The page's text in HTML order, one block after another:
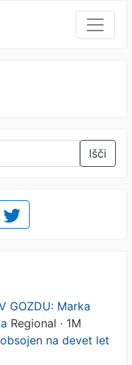
Išči
GOZDU: Marka
Regional · 1M
na devet let